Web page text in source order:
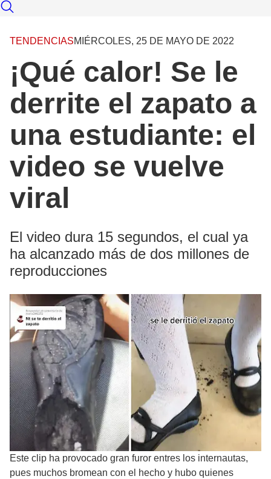
TENDENCIASMIÉRCOLES, 25 DE MAYO DE 2022
¡Qué calor! Se le
derrite el zapato a
una estudiante: el
video se vuelve
viral
El video dura 15 segundos, el cual ya
ha alcanzado más de dos millones de
reproducciones
Este clip ha provocado gran furor entres los internautas,
pues muchos bromean con el hecho y hubo quienes